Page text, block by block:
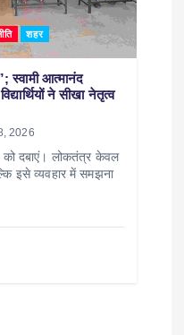
शहर
स्वामी आत्मानंद
ने सीखा नेतृत्व
2026
दबाएं। लोकतंत्र केवल
इसे व्यवहार में समझना